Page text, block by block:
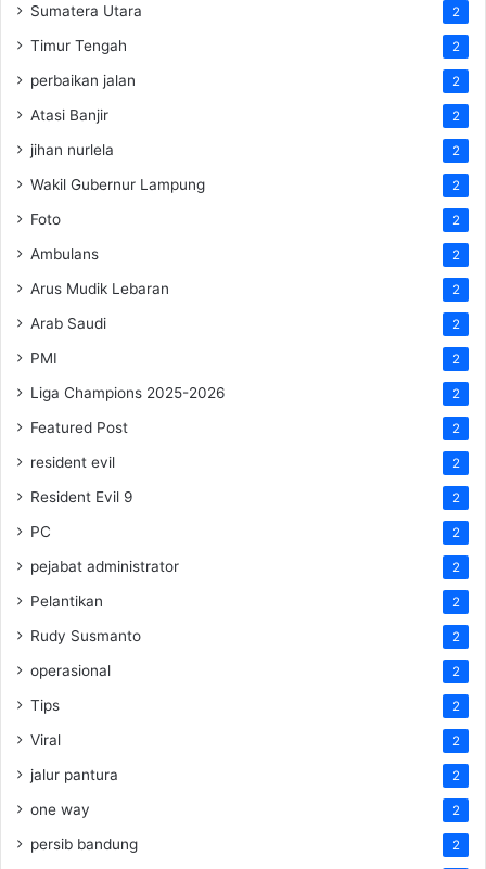
Sumatera Utara 2
Timur Tengah 2
perbaikan jalan 2
Atasi Banjir 2
jihan nurlela 2
Wakil Gubernur Lampung 2
Foto 2
Ambulans 2
Arus Mudik Lebaran 2
Arab Saudi 2
PMI 2
Liga Champions 2025-2026 2
Featured Post 2
resident evil 2
Resident Evil 9 2
PC 2
pejabat administrator 2
Pelantikan 2
Rudy Susmanto 2
operasional 2
Tips 2
Viral 2
jalur pantura 2
one way 2
persib bandung 2